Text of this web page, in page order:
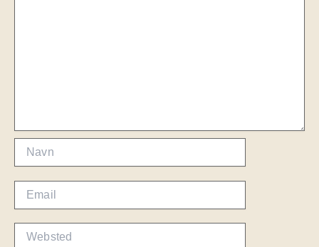
Navn
Websted